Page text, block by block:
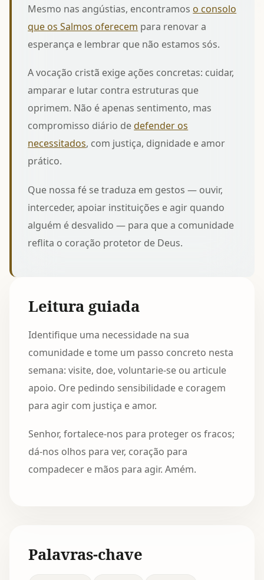
Mesmo nas angústias, encontramos o consolo
que os Salmos oferecem para renovar a
esperança e lembrar que não estamos sós.
A vocação cristã exige ações concretas: cuidar,
amparar e lutar contra estruturas que
oprimem. Não é apenas sentimento, mas
compromisso diário dedefender os
necessitados, com justiça, dignidade e amor
prático.
Que nossa fé se traduza em gestos — ouvir,
interceder, apoiar instituições e agir quando
alguém é desvalido — para que a comunidade
reflita o coração protetor de Deus.
Leitura guiada
Identifique uma necessidade na sua
comunidade e tome um passo concreto nesta
semana: visite, doe, voluntarie-se ou articule
apoio. Ore pedindo sensibilidade e coragem
para agir com justiça e amor.
Senhor, fortalece-nos para proteger os fracos;
dá-nos olhos para ver, coração para
compadecer e mãos para agir. Amém.
Palavras-chave